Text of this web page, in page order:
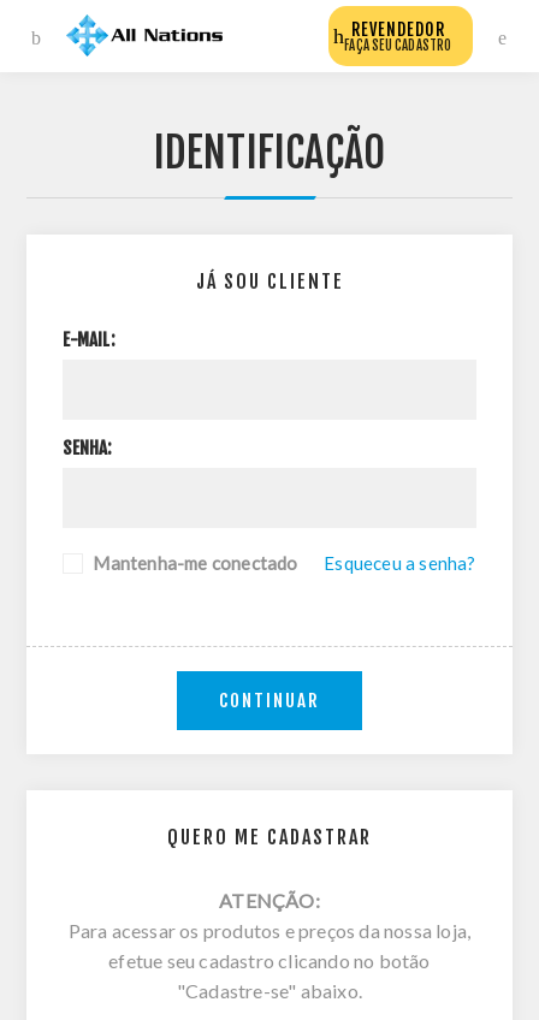
REVENDEDOR
FAÇA SEU CADASTRO
IDENTIFICAÇÃO
QUERO ME CADASTRAR
ATENÇÃO:
Para acessar os produtos e preços da nossa loja,
efetue seu cadastro clicando no botão
"Cadastre-se" abaixo.
JÁ SOU CLIENTE
E-MAIL:
SENHA:
Mantenha-me conectado Esqueceu a senha?
CONTINUAR